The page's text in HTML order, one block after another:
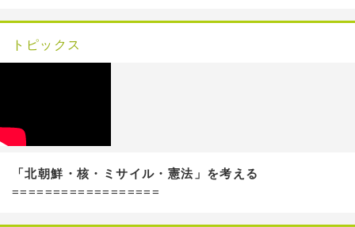
トピックス
「北朝鮮・核・ミサイル・憲法」を考える
==================